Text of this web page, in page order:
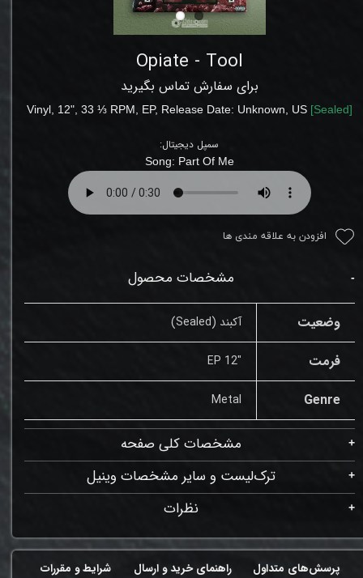
Opiate - Tool
برای سفارش تماس بگیرید
Vinyl, 12", 33 ⅓ RPM, EP, Release Date: Unknown , US [Sealed]
سمپل دیجیتال:
Song: Part Of Me
افزودن به علاقه مندی ها
مشخصات محصول
وضعیت آکبند (Sealed)
فرمت "12 EP
Genre
Metal
مشخصات کلی صفحه
ترک‌لیست و سایر مشخصات وینیل
نظرات
شرایط و مقررات راهنمای خرید و ارسال پرسش‌های متداول